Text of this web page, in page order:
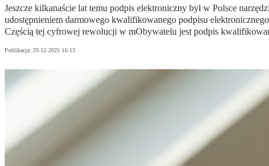
Jeszcze kilkanaście lat temu podpis elektroniczny był w Polsce
udostępnieniem darmowego kwalifikowanego podpisu
Częścią tej cyfrowej rewolucji w mObywatelu jest podpis
Publikacja: 29.12.2025 16:13